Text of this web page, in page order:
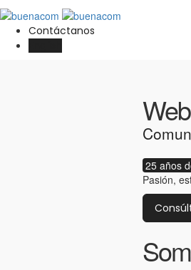
Contáctanos
25 años
Pasión,